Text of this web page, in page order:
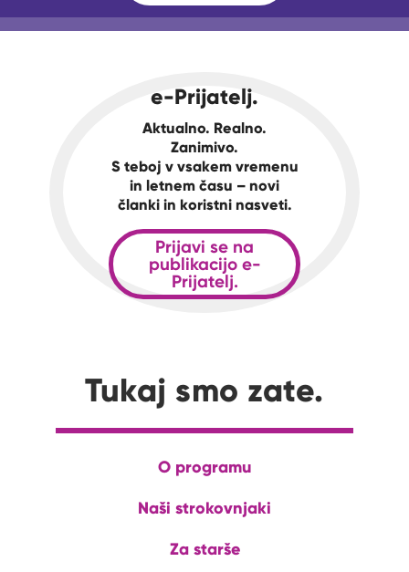
e-Prijatelj.
Aktualno. Realno.
Zanimivo.
S teboj v vsakem vremenu
in letnem času – novi
članki in koristni nasveti.
Prijavi se na
publikacijo e-
Prijatelj.
Tukaj smo zate.
O programu
Naši strokovnjaki
Za starše